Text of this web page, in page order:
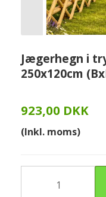
Jægerhegn i
250x120cm
923,00 DKK
(Inkl. moms)